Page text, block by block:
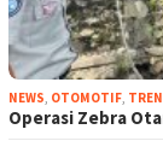
NEWS, OTOMOTIF,
Operasi Zebra